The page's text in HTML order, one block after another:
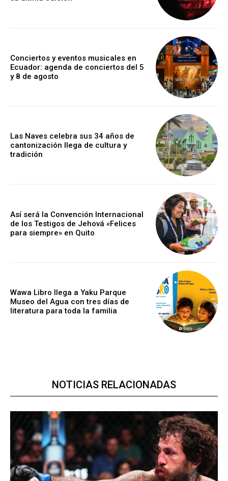
Conciertos y eventos musicales en
Ecuador: agenda de conciertos del 5
y 8 de agosto
Las Naves celebra sus 34 años de
cantonización llega de cultura y
tradición
Así será la Convención Internacional
de los Testigos de Jehová «Felices
para siempre» en Quito
Wawa Libro llega a Yaku Parque
Museo del Agua con tres días de
literatura para toda la familia
NOTICIAS RELACIONADAS